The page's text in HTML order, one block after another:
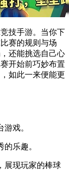
技手游。当你下
赛的规则与场
还能挑选自己心
开始前巧妙布置
如此一来便能更
戏。
乐趣。
展现玩家的棒球